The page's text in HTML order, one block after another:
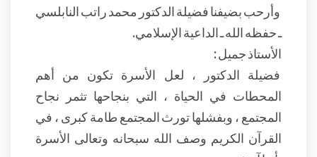
وأرحب بضيفنا فضيلة الدكتور محمد راتب النابلسي
ـ حفظه الله ـ الداعية الإسلامي.
الأستاذ جميل :
فضيلة الدكتور ، لعل الأسرة تكون من أهم
المحطات في الحياة ، التي بنجاحها تثمر نجاح
المجتمع ، وبفشلها تورث المجتمع طامة كبرى ، في
القرآن الكريم وصف الله سبحانه وتعالى الأسرة